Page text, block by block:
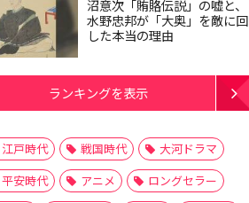
沼意次「賄賂伝説」の嘘と、
水野忠邦が「大奥」を敵に回
した本当の理由
ランキングを表示
江戸時代 戦国時代
大河ドラマ
平安時代
アニメ
ロングセラー